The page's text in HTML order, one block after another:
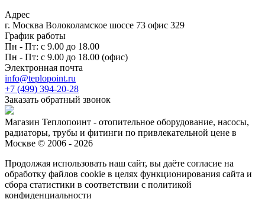
Адрес
г. Москва Волоколамское шоссе 73 офис 329
График работы
Пн - Пт: с 9.00 до 18.00
Пн - Пт: с 9.00 до 18.00 (офис)
Электронная почта
info@teplopoint.ru
+7 (499) 394-20-28
Заказать обратный звонок
Магазин Теплопоинт - отопительное оборудование, насосы,
радиаторы, трубы и фитинги по привлекательной цене в
Москве © 2006 - 2026
Продолжая использовать наш сайт, вы даёте согласие на
обработку файлов cookie в целях функционирования сайта и
сбора статистики в соответствии с политикой
конфиденциальности